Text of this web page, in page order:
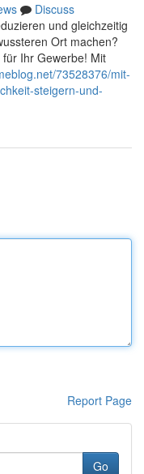
Discuss
und gleichzeitig
Ort machen?
Ihr Gewerbe! Mit
73528376/mit-
steigern-und-
Report Page
Go